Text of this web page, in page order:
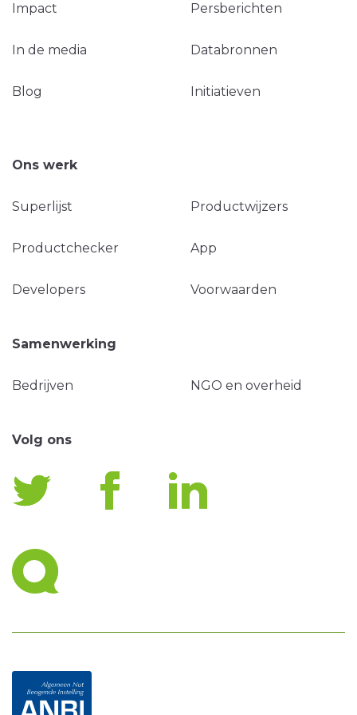
Impact Persberichten
In de media Databronnen
Blog Initiatieven
Ons werk
Superlijst Productwijzers
Productchecker App
Developers Voorwaarden
Samenwerking
Bedrijven NGO en overheid
Volg ons